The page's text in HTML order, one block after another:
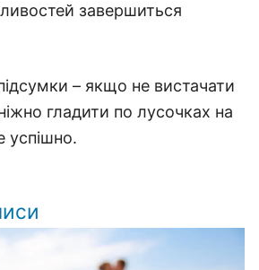
завершиться
– якщо не вистачати
гладити по лусочках на
успішно.